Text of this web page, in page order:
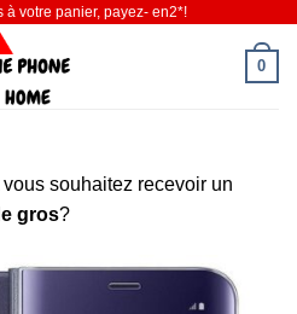
à votre panier, payez- en2*!
0
vous souhaitez recevoir un
gros?